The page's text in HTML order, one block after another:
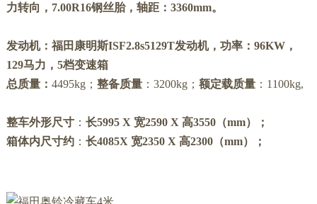
力转向，7.00R16钢丝胎，轴距：3360mm。
发动机： 福田康明斯ISF2.8s5129T发动机，功率：96KW，
129马力，5档变速箱
总质量： 4495kg； 整备质量：3200kg； 额定载质量：1100kg,
整车外形尺寸： 长5995 X 宽2590 X 高3550（mm）；
箱体内尺寸约： 长4085X 宽2350 X 高2300（mm）；